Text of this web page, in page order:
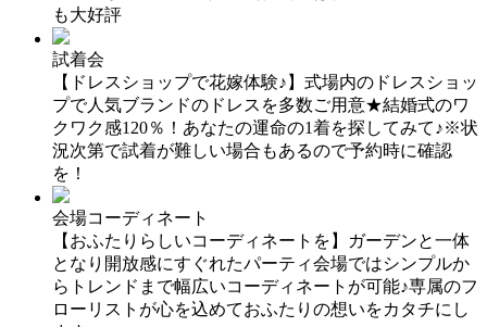
も大好評
試着会
【ドレスショップで花嫁体験♪】式場内のドレスショッ
プで人気ブランドのドレスを多数ご用意★結婚式のワ
クワク感120％！あなたの運命の1着を探してみて♪※状
況次第で試着が難しい場合もあるので予約時に確認
を！
会場コーディネート
【おふたりらしいコーディネートを】ガーデンと一体
となり開放感にすぐれたパーティ会場ではシンプルか
らトレンドまで幅広いコーディネートが可能♪専属のフ
ローリストが心を込めておふたりの想いをカタチにし